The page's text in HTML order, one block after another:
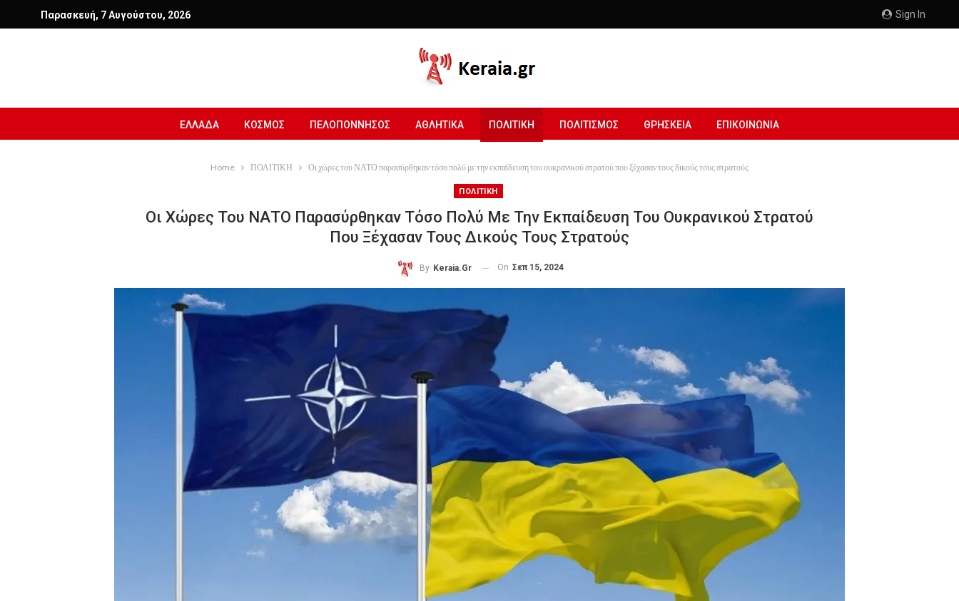
Sign In
Παρασκευή, 7 Αυγούστου, 2026
ΕΛΛΑΔΑ ΚΟΣΜΟΣ ΠΕΛΟΠΟΝΝΗΣΟΣ ΑΘΛΗΤΙΚΑ ΠΟΛΙΤΙΚΗ ΠΟΛΙΤΙΣΜΟΣ ΘΡΗΣΚΕΙΑ ΕΠΙΚΟΙΝΩΝΙΑ
Home ΠΟΛΙΤΙΚΗ Οι χώρες του ΝΑΤΟ παρασύρθηκαν τόσο πολύ με την εκπαίδευση του ουκρανικού στρατού που ξέχασαν τους δικούς τους στρατούς
ΠΟΛΙΤΙΚΗ
Οι Χώρες Του ΝΑΤΟ Παρασύρθηκαν Τόσο Πολύ Με Την Εκπαίδευση Του Ουκρανικού Στρατού
Που Ξέχασαν Τους Δικούς Τους Στρατούς
By Keraia.gr On Σεπ 15, 2024